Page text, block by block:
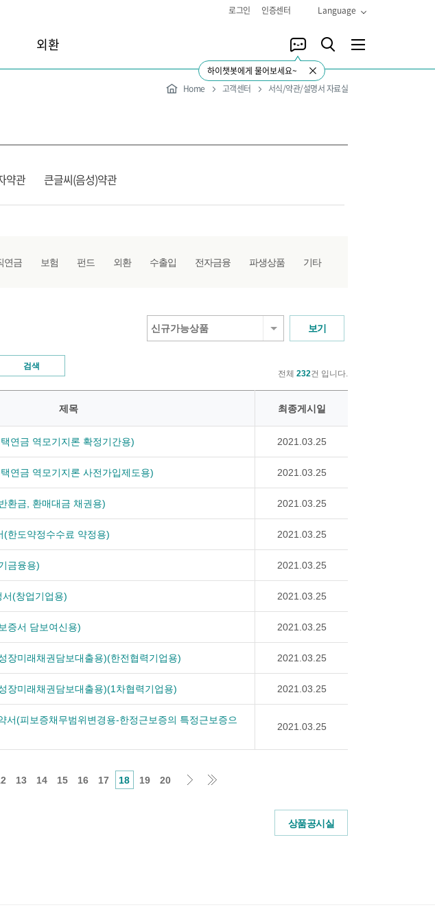
로그인 인증센터 Language
외환
하이챗봇에게 물어보세요~
Home 고객센터 서식/약관/설명서 자료실
약관 큰글씨(음성)약관
연금 보험 펀드 외환 수출입 전자금융 파생상품 기타
신규가능상품
검색
전체 232건 입니다.
제목 최종게시일
연금 역모기지론 확정기간용) 2021.03.25
연금 역모기지론 사전가입제도용) 2021.03.25
환금, 환매대금 채권용) 2021.03.25
(한도약정수수료 약정용) 2021.03.25
금융용) 2021.03.25
(창업기업용) 2021.03.25
증서 담보여신용) 2021.03.25
장미래채권담보대출용)(한전협력기업용) 2021.03.25
장미래채권담보대출용)(1차협력기업용) 2021.03.25
서(피보증채무범위변경용-한정근보증의 특정근보증으
2021.03.25
13 14 15 16 17 18 19 20
상품공시실